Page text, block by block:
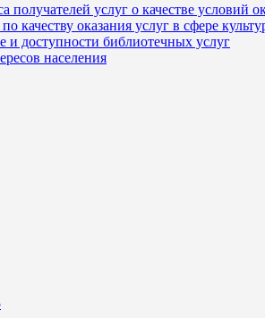
получателей услуг о качестве условий
качеству оказания услуг в сфере
и доступности библиотечных услуг
населения